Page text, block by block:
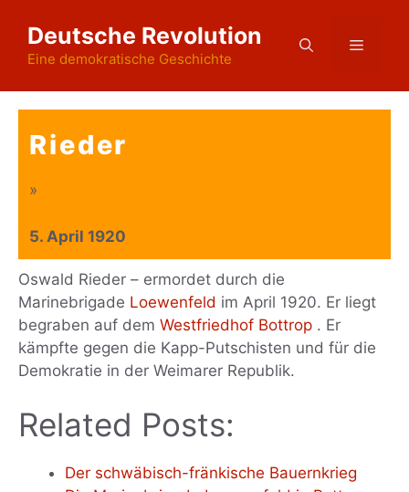
Inhalt
springen
Deutsche Revolution
Eine demokratische Geschichte
Menü
Rieder
»
5. April 1920
Oswald Rieder – ermordet durch die
Marinebrigade Loewenfeld im April 1920. Er liegt
begraben auf dem Westfriedhof Bottrop . Er
kämpfte gegen die Kapp-Putschisten und für die
Demokratie in der Weimarer Republik.
Related Posts:
Der schwäbisch-fränkische Bauernkrieg